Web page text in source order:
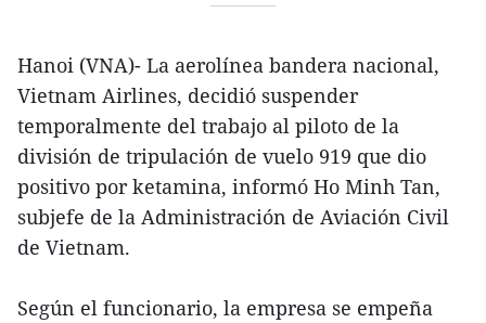
Hanoi (VNA)- La aerolínea bandera nacional,
Vietnam Airlines, decidió suspender
temporalmente del trabajo al piloto de la
división de tripulación de vuelo 919 que dio
positivo por ketamina, informó Ho Minh Tan,
subjefe de la Administración de Aviación Civil
de Vietnam.
Según el funcionario, la empresa se empeña